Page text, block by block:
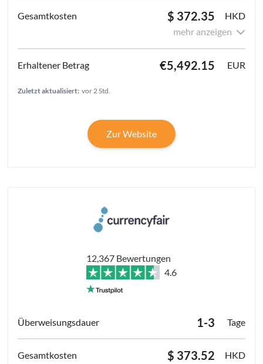
$ 372.35
HKD
mehr anzeigen
€5,492.15 EUR
Zuletzt aktualisiert: vor 2 Std.
Zur Website
12,367 Bewertungen
4.6
1-3 Tage
$ 373.52
HKD